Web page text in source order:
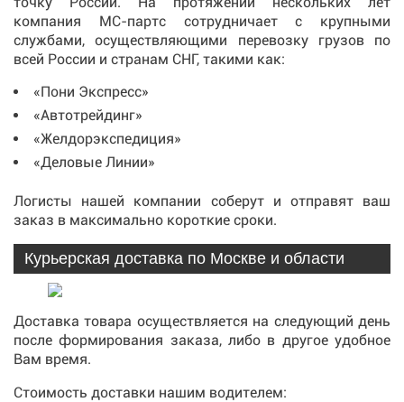
компания МС-партс сотрудничает с крупными
службами, осуществляющими перевозку грузов по
всей России и странам СНГ, такими как:
«Пони Экспресс»
«Автотрейдинг»
«Желдорэкспедиция»
«Деловые Линии»
Логисты нашей компании соберут и отправят ваш
заказ в максимально короткие сроки.
Курьерская доставка по Москве и области
Доставка товара осуществляется на следующий день
после формирования заказа, либо в другое удобное
Вам время.
Стоимость доставки нашим водителем: